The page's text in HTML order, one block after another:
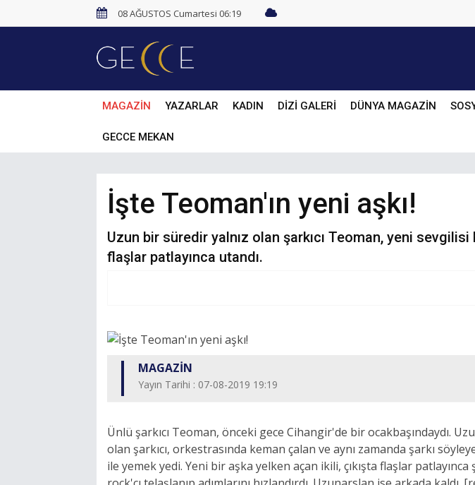
08 AĞUSTOS Cumartesi 06:19
MAGAZİN YAZARLAR KADIN DİZİ GALERİ DÜNYA MAGAZİN
GECCE MEKAN
İşte Teoman'ın yeni aşkı!
Uzun bir süredir yalnız olan şarkıcı Teoman, yeni
flaşlar patlayınca utandı.
MAGAZİN
Yayın Tarihi : 07-08-2019 19:19
Ünlü şarkıcı Teoman, önceki gece Cihangir'de bir ocakbaşındaydı.
olan şarkıcı, orkestrasında keman çalan ve aynı zamanda şarkı
ile yemek yedi. Yeni bir aşka yelken açan ikili, çıkışta flaşlar patlayınca